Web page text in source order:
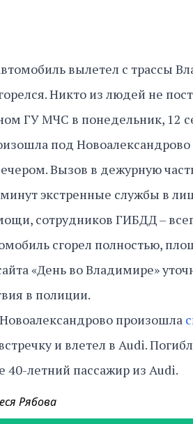
вылетел с трассы
Никто из людей не
ГУ МЧС в понедельник, 12
под
Вызов в дежурную
экстренные службы в
сотрудников ГИБДД –
сгорел полностью,
«День во Владимире»
в полиции.
произошла
и влетел в Audi.
40-летний пассажир из Audi.
Рябова